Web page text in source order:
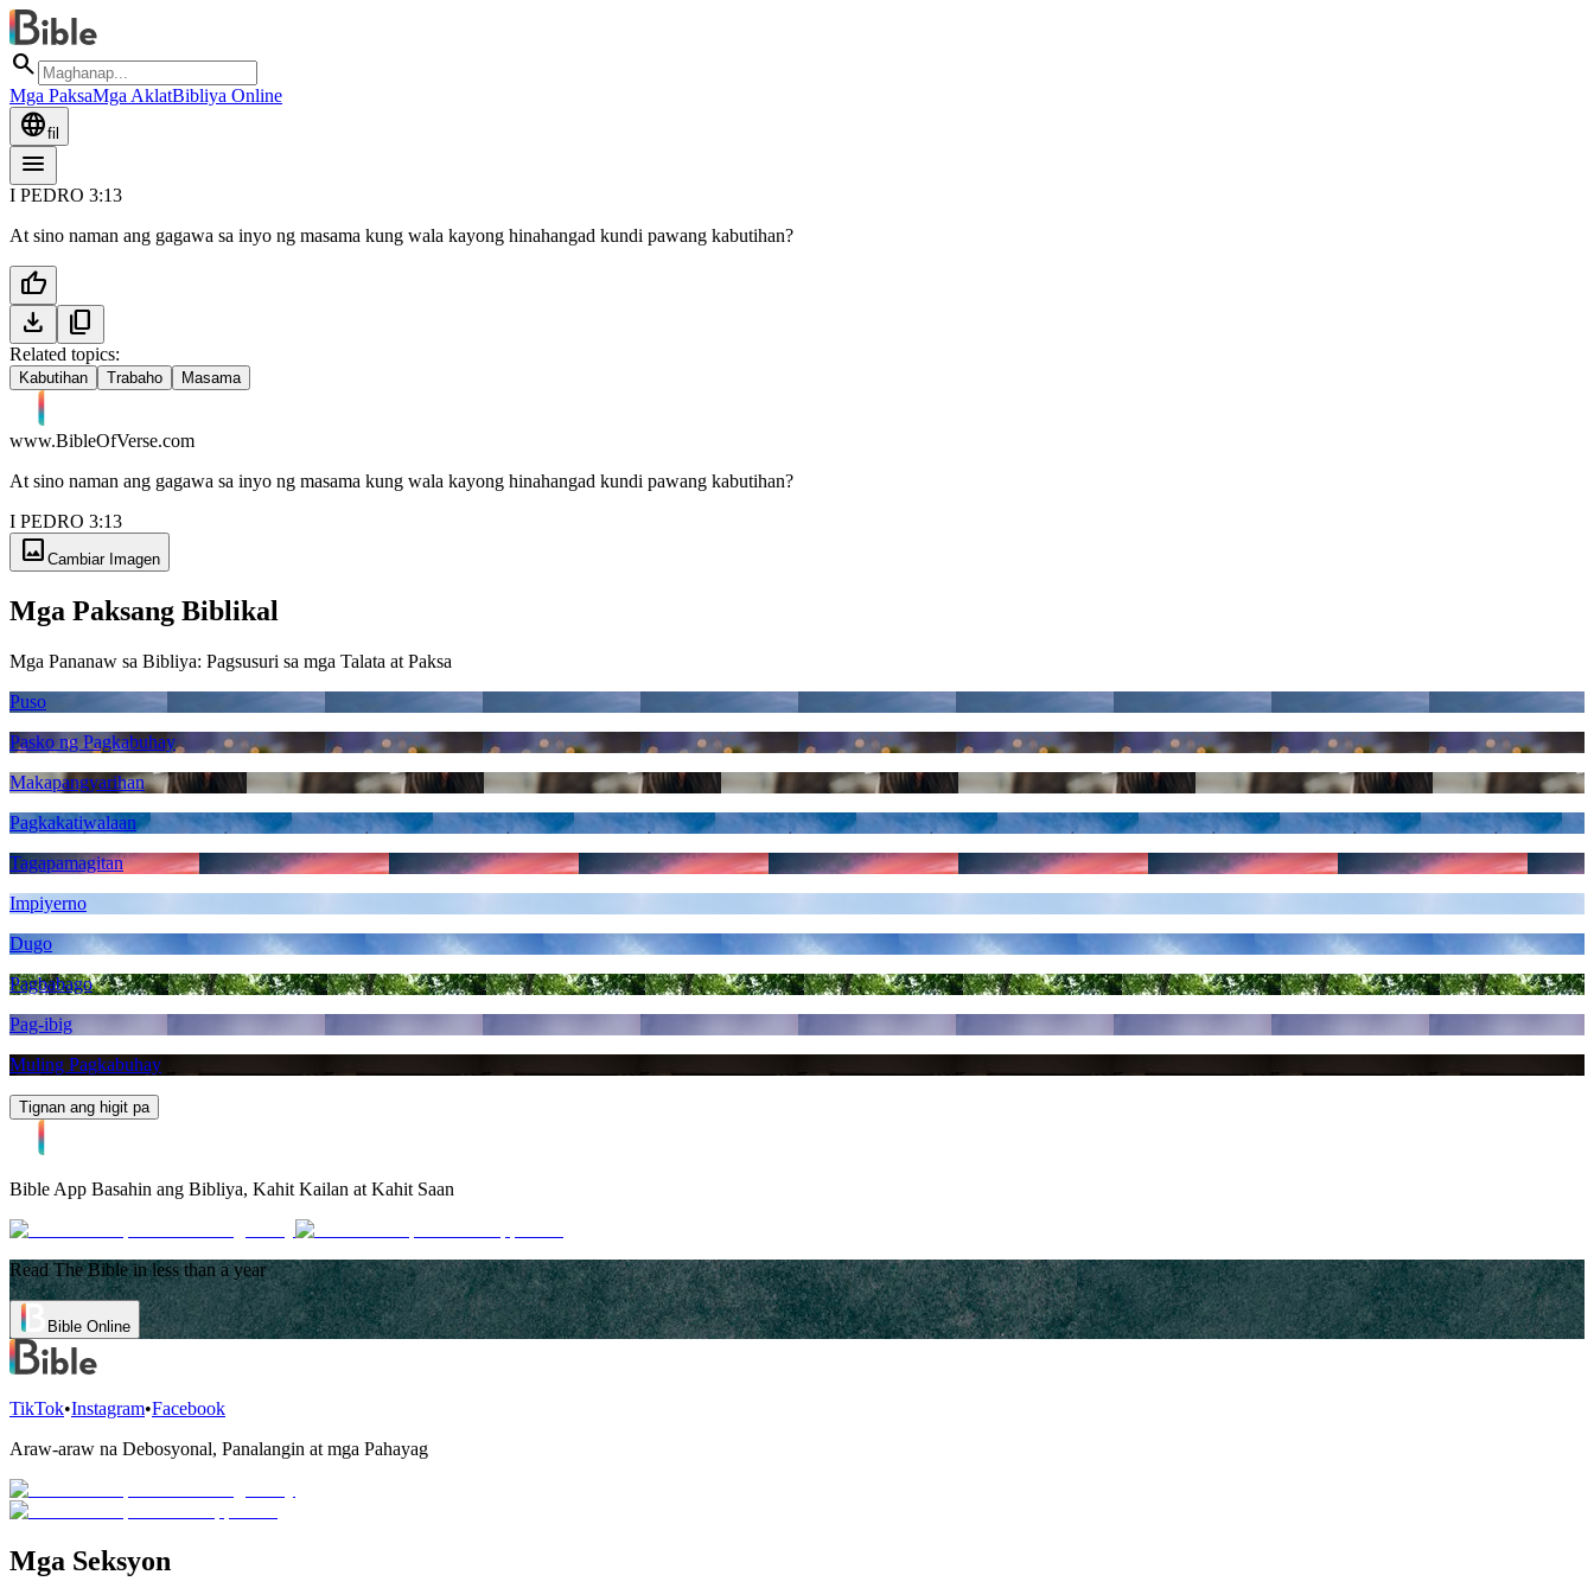
search
Mga PaksaMga AklatBibliya Online
languagefil
menu
I PEDRO 3:13
At sino naman ang gagawa sa inyo ng masama kung wala kayong hinahangad kundi pawang kabutihan?
thumb_up
download
content_copy
Related topics:
Kabutihan Trabaho Masama
www.BibleOfVerse.com
At sino naman ang gagawa sa inyo ng masama kung wala kayong hinahangad kundi pawang kabutihan?
I PEDRO 3:13
image Cambiar Imagen
Mga Paksang Biblikal
Mga Pananaw sa Bibliya: Pagsusuri sa mga Talata at Paksa
Puso
Pasko ng Pagkabuhay
Makapangyarihan
Pagkakatiwalaan
Tagapamagitan
Impiyerno
Dugo
Pagbabago
Pag-ibig
Muling Pagkabuhay
Tignan ang higit pa
Bible App Basahin ang Bibliya, Kahit Kailan at Kahit Saan
Read The Bible in less than a year
Bible Online
TikTok•Instagram•Facebook
Araw-araw na Debosyonal, Panalangin at mga Pahayag
Mga Seksyon